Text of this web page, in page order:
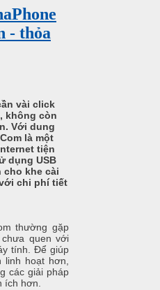
- thỏa
vài click
không còn
Với dung
là một
tiện
dụng USB
cho khe cài
chi phí tiết
thường gặp
quen với
tính. Để giúp
linh hoạt hơn,
các giải pháp
ích hơn.